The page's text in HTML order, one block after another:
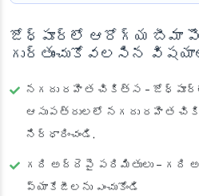
జోధ్‌పూర్‌లో ఆరోగ్య బీమా పొందే
గుర్తుంచుకోవలసిన
నగదు రహిత చికిత్స -
ఆసుపత్రులలో నగదు రహిత
నిర్ధారించండి.
గది అద్దెపై పరిమితులు – గది
ప్యాకేజీలను ఎంచుకోండి